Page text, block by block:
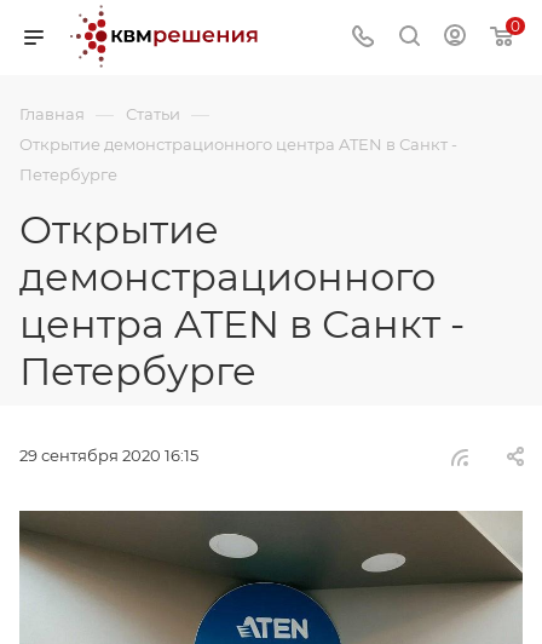
0
Главная — Статьи —
Открытие демонстрационного центра ATEN в Санкт -
Петербурге
Открытие
демонстрационного
центра ATEN в Санкт -
Петербурге
29 сентября 2020 16:15